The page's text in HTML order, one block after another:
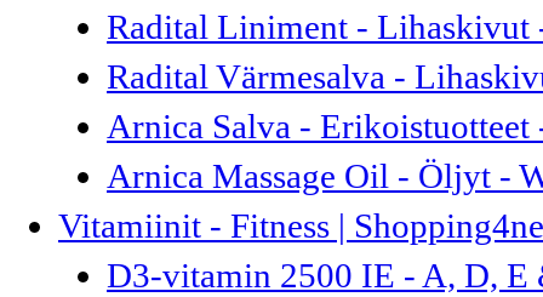
Radital Liniment - Lihaskivut
Radital Värmesalva -
Arnica Salva - Erikoistuotteet
Arnica Massage Oil - Öljyt -
Vitamiinit - Fitness |
D3-vitamin 2500 IE - A, D, E